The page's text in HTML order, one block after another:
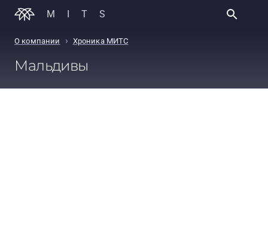
MITS
О компании › Хроника МИТС
Мальдивы